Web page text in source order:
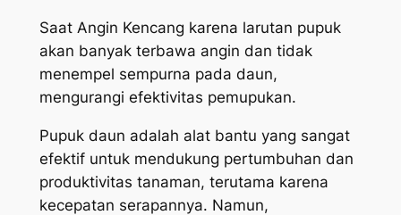
Saat Angin Kencang karena larutan pupuk
akan banyak terbawa angin dan tidak
menempel sempurna pada daun,
mengurangi efektivitas pemupukan.
Pupuk daun adalah alat bantu yang sangat
efektif untuk mendukung pertumbuhan dan
produktivitas tanaman, terutama karena
kecepatan serapannya. Namun,